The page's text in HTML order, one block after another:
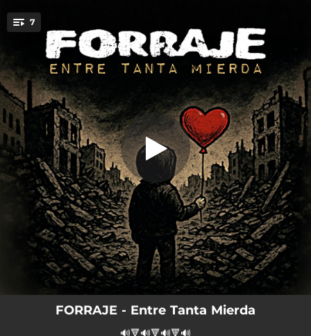
You're all set!
7 Entre Tanta Mierda
Entre Tanta Mierda
04:18
Sólo Pienso En Ti
02:58
Queriéndome A Solas
06:58
Que Llueva
03:57
Saudade I
09:04
Saudade II
06:03
E Se Queda Un Chío
03:12
FORRAJE - Entre Tanta Mierda
🔊🔻🔊🔻🔊🔻🔊